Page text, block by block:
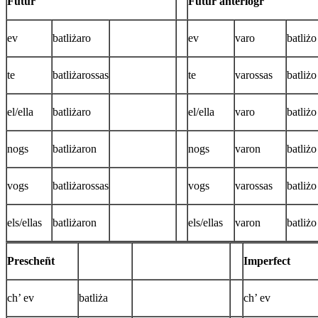
ev batliżaro ev varo batliżo
te batliżarossas te varossas batliżo
el/ella batliżaro el/ella varo batliżo
nogs batliżaron nogs varon batliżo
vogs batliżarossas vogs varossas batliżo
els/ellas batliżaron els/ellas varon batliżo
Prescheñt Imperfect
ch’ ev batliża ch’ ev